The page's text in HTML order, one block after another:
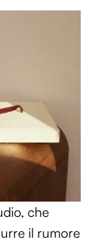
che
il rumore